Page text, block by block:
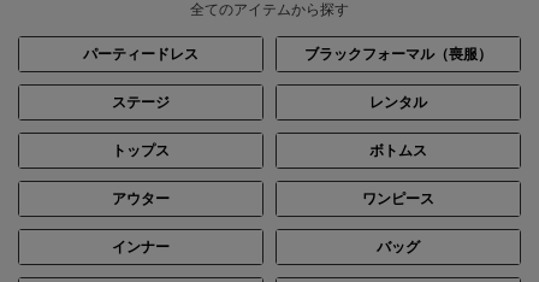
全てのアイテムから探す
パーティードレス ブラックフォーマル（喪服）
ステージ レンタル
トップス ボトムス
アウター ワンピース
インナー バッグ